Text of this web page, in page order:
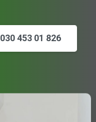
030 453 01 826